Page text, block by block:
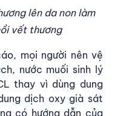
lên da non làm
vết thương
mọi người nên vệ
nước muối sinh lý
thay vì dùng dung
dịch oxy già sát
có hướng dẫn của